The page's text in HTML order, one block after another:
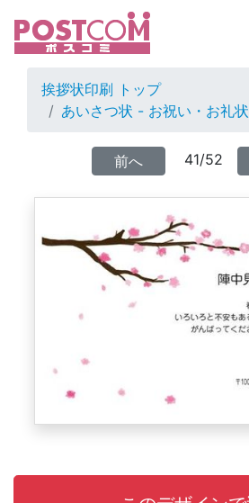
挨拶状印刷 トップ
あいさつ状 - お祝い・お礼状
41/52